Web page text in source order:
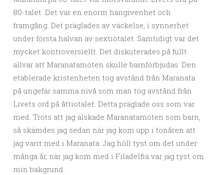
80-talet. Det var en enorm hängivenhet och
framgång. Det präglades av väckelse, i synnerhet
under första halvan av sextiotalet. Samtidigt var det
mycket kontroversiellt. Det diskuterades på fullt
allvar att Maranatamöten skulle barnförbjudas. Den
etablerade kristenheten tog avstånd från Maranata
på ungefär samma nivå som man tog avstånd från
Livets ord på åttiotalet. Detta präglade oss som var
med. Trots att jag älskade Maranatamöten som barn,
så skämdes jag sedan när jag kom upp i tonåren att
jag varit med i Maranata. Jag höll tyst om det under
många år, när jag kom med i Filadelfia var jag tyst om
min bakgrund.